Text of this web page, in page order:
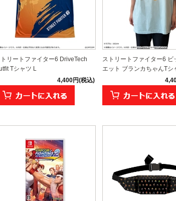
リートファイター6 DriveTech
Tシャツ L
4,400円(税込)
ストリートファイター6 ビ
エット ブランカちゃんTシ